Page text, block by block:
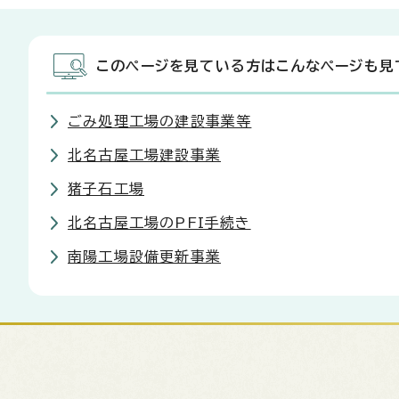
このページを見ている方はこんなページも見
ごみ処理工場の建設事業等
北名古屋工場建設事業
猪子石工場
北名古屋工場のPFI手続き
南陽工場設備更新事業